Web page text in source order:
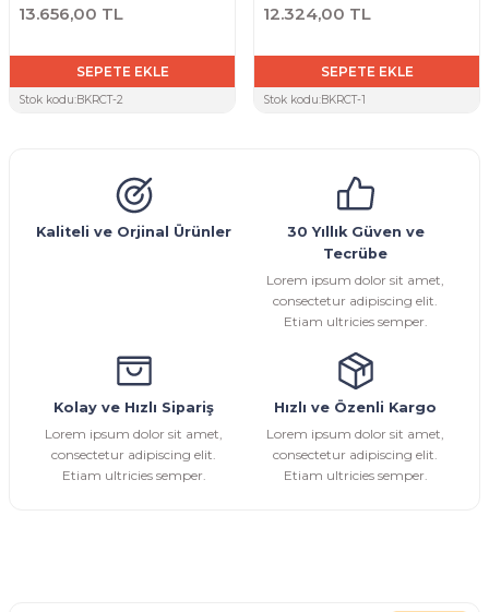
13.656,00 TL
SEPETE EKLE
Stok kodu:BKRCT-2
12.324,00 TL
SEPETE EKLE
Stok kodu:BKRCT-1
Kaliteli ve Orjinal Ürünler
30 Yıllık Güven ve
Tecrübe
Lorem ipsum dolor sit amet,
consectetur adipiscing elit.
Etiam ultricies semper.
Kolay ve Hızlı Sipariş
Lorem ipsum dolor sit amet,
consectetur adipiscing elit.
Etiam ultricies semper.
Hızlı ve Özenli Kargo
Lorem ipsum dolor sit amet,
consectetur adipiscing elit.
Etiam ultricies semper.